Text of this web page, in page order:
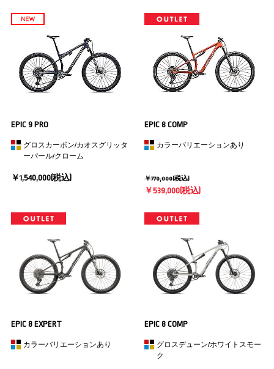
EPIC 9 PRO
グロスカーボン/カオスグリッタ
ーパール/クローム
￥1,540,000(税込)
EPIC 8 COMP
カラーバリエーションあり
￥770,000(税込)
￥539,000(税込)
EPIC 8 EXPERT
カラーバリエーションあり
EPIC 8 COMP
グロスデューン/ホワイトスモー
ク